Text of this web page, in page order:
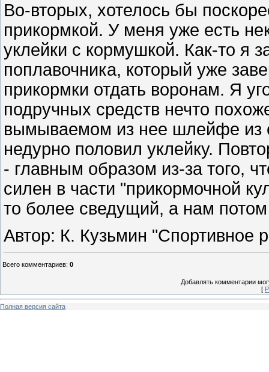
Во-вторых, хотелось бы
прикормкой. У меня уже есть
уклейки с кормушкой. Как-то я
поплавочника, который уже
прикормки отдать воронам. Я
подручных средств нечто
вымываемом из нее шлейфе из
недурно половил уклейку.
- главным образом из-за того,
силен в части "прикормочной
то более сведущий, а нам потом
Автор: К. Кузьмин "Спортивное
Всего комментариев: 0
Добавлять комментарии
[
Полная версия сайта